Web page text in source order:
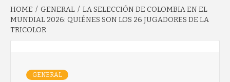
HOME GENERAL
LA SELECCIÓN DE COLOMBIA EN EL
MUNDIAL 2026: QUIÉNES SON LOS 26 JUGADORES DE LA
TRICOLOR
GENERAL